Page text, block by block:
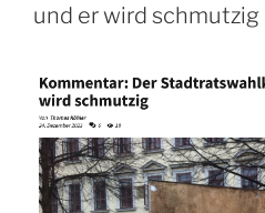
und er wird schmutzig